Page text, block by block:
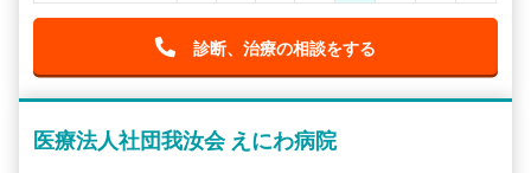
診断、治療の相談をする
医療法人社団我汝会 えにわ病院